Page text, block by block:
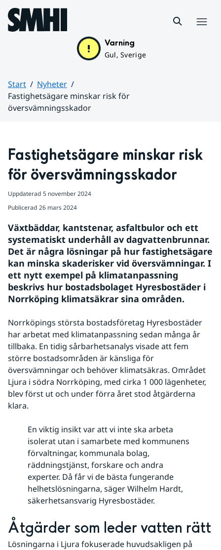
Hoppa till sidans innehåll
Varning
Gul, Sverige
Start
Nyheter
Fastighetsägare minskar risk för
översvämningsskador
Fastighetsägare minskar risk
för översvämningsskador
Uppdaterad 5 november 2024
Publicerad 26 mars 2024
Växtbäddar, kantstenar, asfaltbulor och ett
systematiskt underhåll av dagvattenbrunnar.
Det är några lösningar på hur fastighetsägare
kan minska skaderisker vid översvämningar. I
ett nytt exempel på klimatanpassning
beskrivs hur bostadsbolaget Hyresbostäder i
Norrköping klimatsäkrar sina områden.
Norrköpings största bostadsföretag Hyresbostäder
har arbetat med klimatanpassning sedan många år
tillbaka. En tidig sårbarhetsanalys visade att fem
större bostadsområden är känsliga för
översvämningar och behöver klimatsäkras. Området
Ljura i södra Norrköping, med cirka 1 000 lägenheter,
blev först ut och under förra året stod åtgärderna
klara.
En viktig insikt var att vi inte ska arbeta
isolerat utan i samarbete med kommunens
förvaltningar, kommunala bolag,
räddningstjänst, forskare och andra
experter. Då får vi de bästa fungerande
helhetslösningarna, säger Wilhelm Hardt,
säkerhetsansvarig Hyresbostäder.
Åtgärder som leder vatten rätt
Lösningarna i Ljura fokuserade huvudsakligen på